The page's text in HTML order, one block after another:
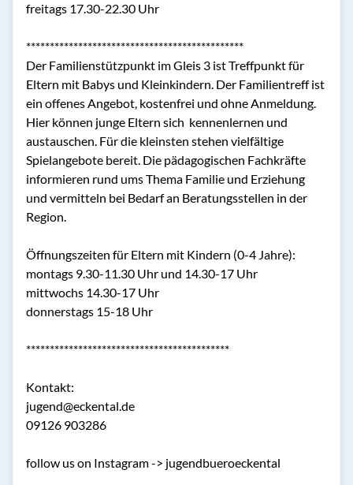
freitags 17.30-22.30 Uhr
**********************************************
Der Familienstützpunkt im Gleis 3 ist Treffpunkt für
Eltern mit Babys und Kleinkindern. Der Familientreff ist
ein offenes Angebot, kostenfrei und ohne Anmeldung.
Hier können junge Eltern sich  kennenlernen und
austauschen. Für die kleinsten stehen vielfältige
Spielangebote bereit. Die pädagogischen Fachkräfte
informieren rund ums Thema Familie und Erziehung
und vermitteln bei Bedarf an Beratungsstellen in der
Region.
Öffnungszeiten für Eltern mit Kindern (0-4 Jahre):
montags 9.30-11.30 Uhr und 14.30-17 Uhr
mittwochs 14.30-17 Uhr
donnerstags 15-18 Uhr
*******************************************
Kontakt:
jugend@eckental.de
09126 903286